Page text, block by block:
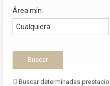
Área mín.
Buscar determinadas